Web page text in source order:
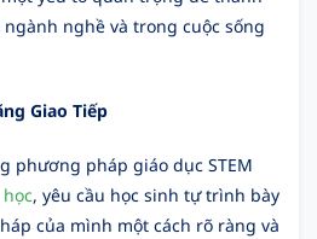
nghề và trong cuộc sống
Giao Tiếp
phương pháp giáo dục STEM
, yêu cầu học sinh tự trình bày
của mình một cách rõ ràng và